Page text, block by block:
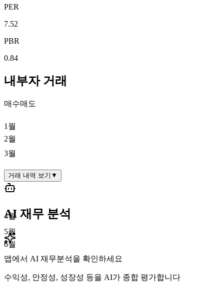
PER
7.52
PBR
0.84
내부자 거래
매수매도
1월
2월
3월
4월
5월
6월
거래 내역 보기 ▼
AI 재무 분석
앱에서 AI 재무분석을 확인하세요
수익성, 안정성, 성장성 등을 AI가 종합 평가합니다